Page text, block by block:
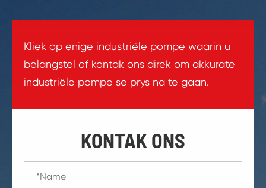
Kliek op enige industriële pompe waarin u
belangstel of kontak ons direk om akkurate
industriële pompe se prys na te gaan.
KONTAK ONS